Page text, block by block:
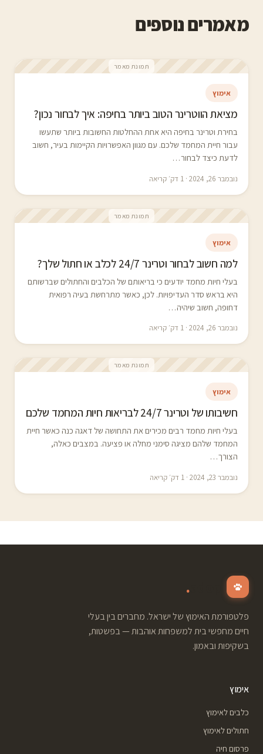
מאמרים נוספים
תמונת מאמר
אימוץ
מציאת הווטרינר הטוב ביותר בחיפה: איך לבחור נכון?
בחירת וטרינר בחיפה היא אחת ההחלטות החשובות ביותר שתעשו
עבור חיית המחמד שלכם. עם מגוון האפשרויות הקיימות בעיר, חשוב
לדעת כיצד לבחור…
נובמבר 26, 2024 · 1 דק׳ קריאה
תמונת מאמר
אימוץ
למה חשוב לבחור וטרינר 24/7 לכלב או חתול שלך?
בעלי חיות מחמד יודעים כי בריאותם של הכלבים והחתולים שברשותם
היא בראש סדר העדיפויות. לכן, כאשר מתרחשת בעיה רפואית
דחופה, חשוב שיהיה…
נובמבר 26, 2024 · 1 דק׳ קריאה
תמונת מאמר
אימוץ
חשיבותו של וטרינר 24/7 לבריאות חיות המחמד שלכם
בעלי חיות מחמד רבים מכירים את התחושה של דאגה כנה כאשר חיית
המחמד שלהם מציגה סימני מחלה או פציעה. במצבים כאלה,
הצורך…
נובמבר 23, 2024 · 1 דק׳ קריאה
.
פלטפורמת האימוץ של ישראל. מחברים בין בעלי
חיים מחפשי בית למשפחות אוהבות — בפשטות,
בשקיפות ובאמון.
אימוץ
כלבים לאימוץ
חתולים לאימוץ
פרסום חיה